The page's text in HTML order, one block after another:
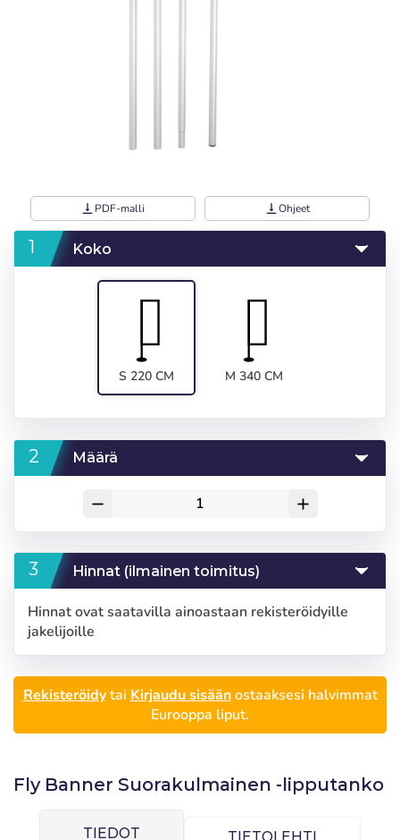
vertical_align_bottom PDF-malli vertical_align_bottomOhjeet
Koko
S 220 CM M 340 CM
Määrä
remove add
Hinnat (ilmainen toimitus)
Hinnat ovat saatavilla ainoastaan rekisteröidyille
jakelijoille
Rekisteröidytai Kirjaudu sisäänostaaksesi halvimmat
Eurooppa liput.
Fly Banner Suorakulmainen -lipputanko
TIEDOT TIETOLEHTI